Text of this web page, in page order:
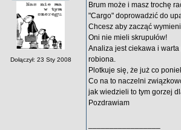
Dołączył: 23 Sty 2008
Brum może i masz trochę
"Cargo" doprowadzić do
Chcesz aby zacząć
Oni nie mieli skrupułów!
Analiza jest ciekawa i
robiona.
Plotkuje się, że już co
Co na to naczelni
jak wiedzieli to tym gorzej
Pozdrawiam